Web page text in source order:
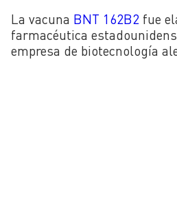
La vacuna BNT 162B2 fue
farmacéutica
empresa de biotecnología